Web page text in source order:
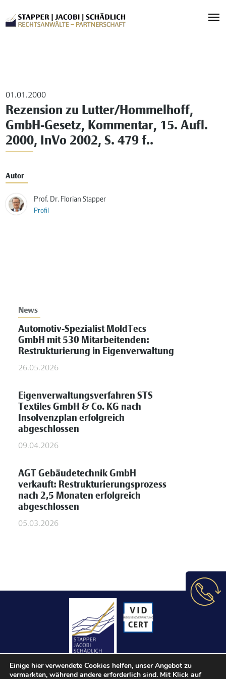
01.01.2000
Rezension zu Lutter/Hommelhoff,
GmbH-Gesetz, Kommentar, 15. Aufl.
2000, InVo 2002, S. 479 f..
Autor
Prof. Dr. Florian Stapper
Profil
News
Automotiv-Spezialist MoldTecs
GmbH mit 530 Mitarbeitenden:
Restrukturierung in Eigenverwaltung
26.05.2026
Eigenverwaltungsverfahren STS
Textiles GmbH & Co. KG nach
Insolvenzplan erfolgreich
abgeschlossen
09.04.2026
AGT Gebäudetechnik GmbH
verkauft: Restrukturierungsprozess
nach 2,5 Monaten erfolgreich
abgeschlossen
05.03.2026
Einige hier verwendete Cookies helfen, unser Angebot zu
vermarkten, während andere erforderlich sind. Mit Klick auf